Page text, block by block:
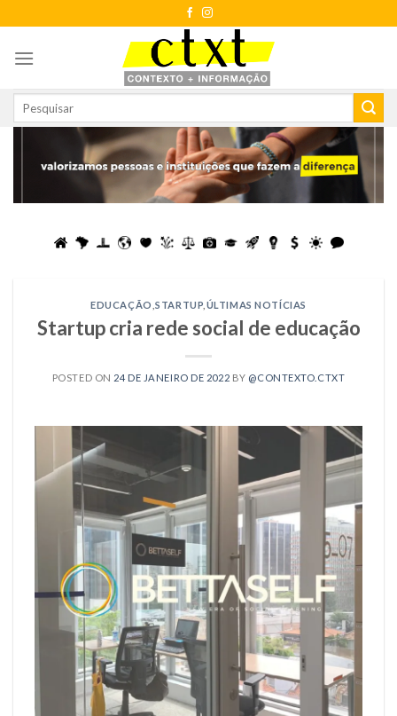
to
content
EDUCAÇÃO ,STARTUP ÚLTIMAS NOTÍCIAS
Startup cria rede social de educação
POSTED ON 24 DE JANEIRO DE 2022 BY @CONTEXTO.CTXT